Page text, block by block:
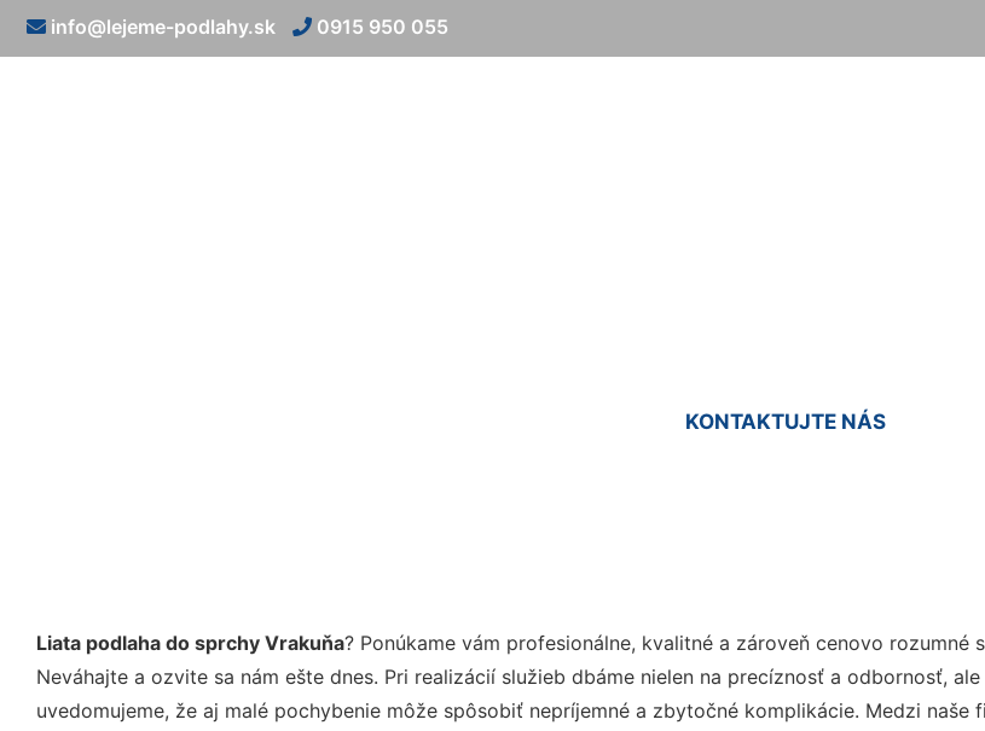
info@lejeme-podlahy.sk 0915 950 055
KONTAKTUJTE NÁS
Liata podlaha do sprchy Vrakuňa? Ponúkame vám profesionálne, kvalitné a zároveň cenovo
Neváhajte a ozvite sa nám ešte dnes. Pri realizácií služieb dbáme nielen na precíznosť a odbornosť,
uvedomujeme, že aj malé pochybenie môže spôsobiť nepríjemné a zbytočné komplikácie. Medzi